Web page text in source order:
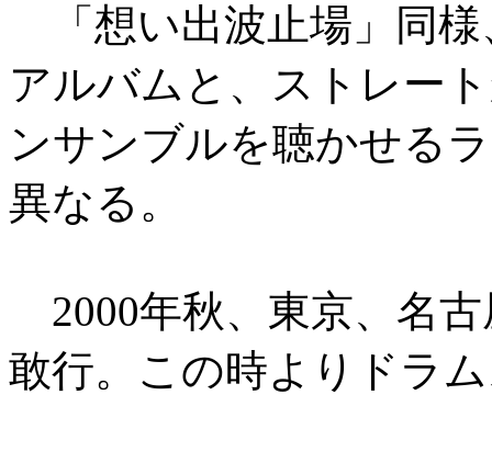
「想い出波止場」同様
アルバムと、ストレー
ンサンブルを聴かせる
異なる。
2000年秋、東京、名
敢行。この時よりドラ